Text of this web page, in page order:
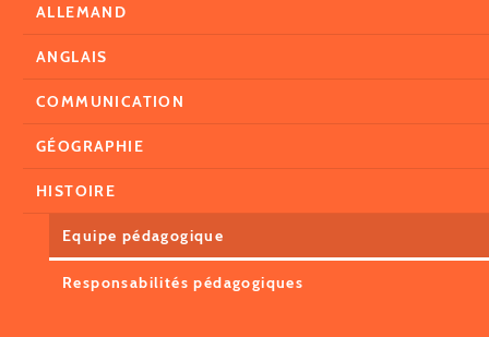
ALLEMAND
ANGLAIS
COMMUNICATION
GÉOGRAPHIE
HISTOIRE
Equipe pédagogique
Responsabilités pédagogiques